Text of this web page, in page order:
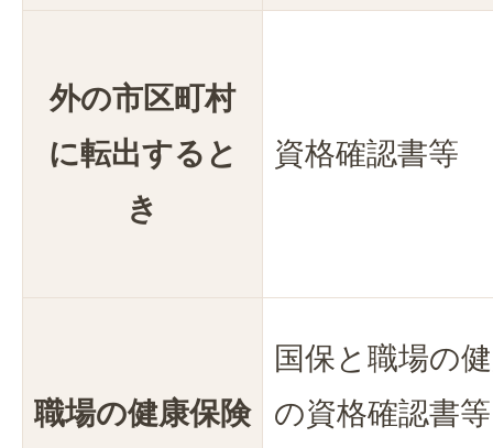
外の市区町村
に転出すると
き
資格確認書等
職場の健康保険
国保と職場の
の資格確認書等